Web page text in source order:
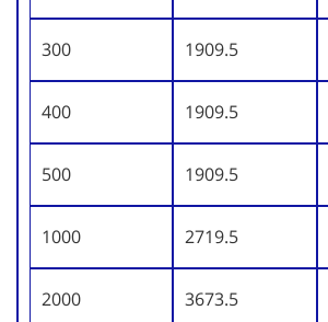
300 1909.5
400 1909.5
500 1909.5
1000 2719.5
2000 3673.5